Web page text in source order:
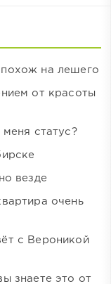
на лешего
от красоты
статус?
везде
очень
с Вероникой
знаете это от